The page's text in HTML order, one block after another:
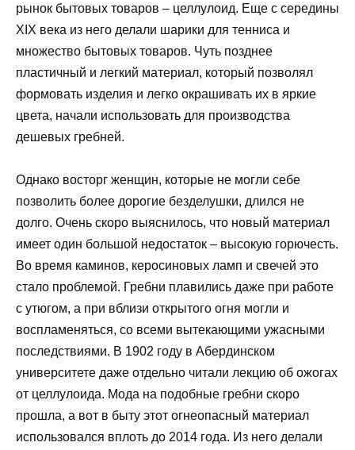
рынок бытовых товаров – целлулоид. Еще с середины
XIX века из него делали шарики для тенниса и
множество бытовых товаров. Чуть позднее
пластичный и легкий материал, который позволял
формовать изделия и легко окрашивать их в яркие
цвета, начали использовать для производства
дешевых гребней.
Однако восторг женщин, которые не могли себе
позволить более дорогие безделушки, длился не
долго. Очень скоро выяснилось, что новый материал
имеет один большой недостаток – высокую горючесть.
Во время каминов, керосиновых ламп и свечей это
стало проблемой. Гребни плавились даже при работе
с утюгом, а при вблизи открытого огня могли и
воспламеняться, со всеми вытекающими ужасными
последствиями. В 1902 году в Абердинском
университете даже отдельно читали лекцию об ожогах
от целлулоида. Мода на подобные гребни скоро
прошла, а вот в быту этот огнеопасный материал
использовался вплоть до 2014 года. Из него делали